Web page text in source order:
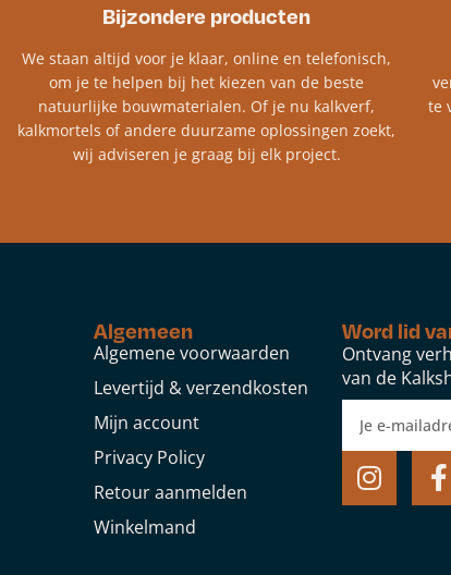
Bijzondere producten
We staan altijd voor je klaar, online en telefonisch,
om je te helpen bij het kiezen van de beste
natuurlijke bouwmaterialen. Of je nu kalkverf,
kalkmortels of andere duurzame oplossingen zoekt,
wij adviseren je graag bij elk project.​
te
Algemeen
Algemene voorwaarden
Levertijd & verzendkosten
Mijn account
Privacy Policy
Retour aanmelden
Winkelmand
Word lid
Ontvang
van de